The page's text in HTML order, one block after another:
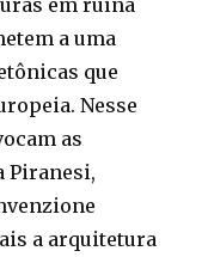
a uma
que
Nesse
as
Piranesi,
a arquitetura